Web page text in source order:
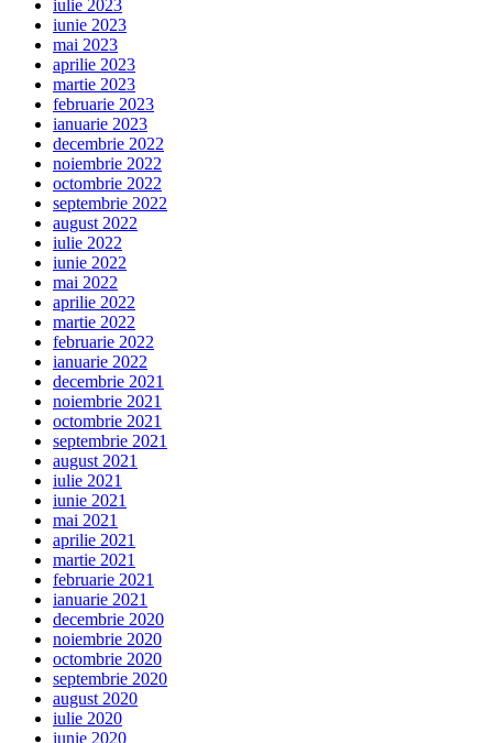
iulie 2023
iunie 2023
mai 2023
aprilie 2023
martie 2023
februarie 2023
ianuarie 2023
decembrie 2022
noiembrie 2022
octombrie 2022
septembrie 2022
august 2022
iulie 2022
iunie 2022
mai 2022
aprilie 2022
martie 2022
februarie 2022
ianuarie 2022
decembrie 2021
noiembrie 2021
octombrie 2021
septembrie 2021
august 2021
iulie 2021
iunie 2021
mai 2021
aprilie 2021
martie 2021
februarie 2021
ianuarie 2021
decembrie 2020
noiembrie 2020
octombrie 2020
septembrie 2020
august 2020
iulie 2020
iunie 2020